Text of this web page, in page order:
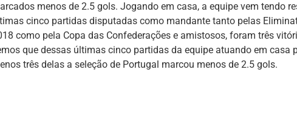
menos de 2.5 gols. Jogando em casa, a equipe vem tendo
cinco partidas disputadas como mandante tanto pelas
como pela Copa das Confederações e amistosos, foram três
que dessas últimas cinco partidas da equipe atuando em casa
três delas a seleção de Portugal marcou menos de 2.5 gols.